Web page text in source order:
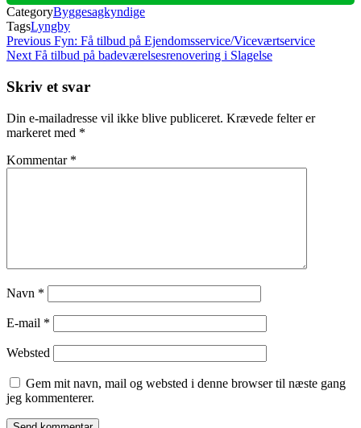
CategoryByggesagkyndige
TagsLyngby
Indlægsnavigation
Previous
Post
Previous Fyn: Få tilbud på Ejendomsservice/Viceværtservice
Next
Next Få tilbud på badeværelsesrenovering i Slagelse
Skriv et svar
Din e-mailadresse vil ikke blive publiceret. Krævede felter er
markeret med *
Kommentar *
Navn *
E-mail *
Websted
Gem mit navn, mail og websted i denne browser til næste gang
jeg kommenterer.